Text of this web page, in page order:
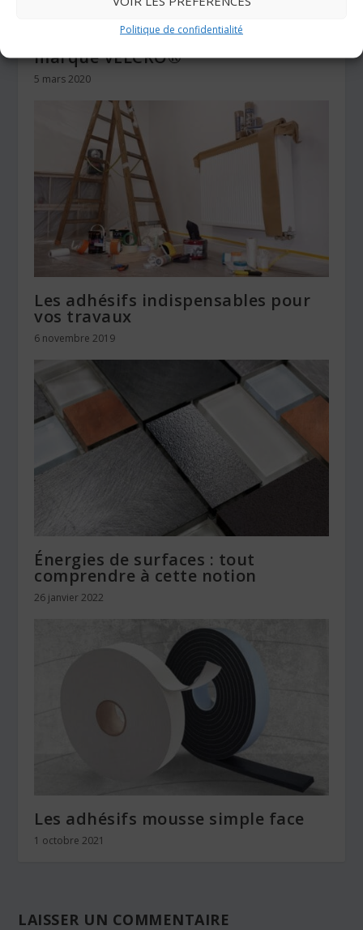
Politique de confidentialité
Pastilles auto-agrippantes de
marque VELCRO®
5 mars 2020
Les adhésifs indispensables pour
vos travaux
6 novembre 2019
Énergies de surfaces : tout
comprendre à cette notion
26 janvier 2022
Les adhésifs mousse simple face
1 octobre 2021
LAISSER UN COMMENTAIRE